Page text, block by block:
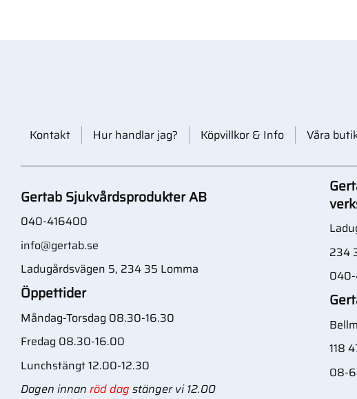
Kontakt Hur handlar jag? Köpvillkor & Info Våra
Gertab Sjukvårdsprodukter AB
040-416400
info@gertab.se
Ladugårdsvägen 5, 234 35 Lomma
Öppettider
Måndag-Torsdag 08.30-16.30
Fredag 08.30-16.00
Lunchstängt 12.00-12.30
Dagen innan röd dag stänger vi 12.00
234
118
08-